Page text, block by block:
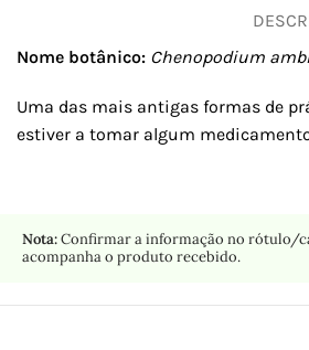
Nome botânico: Chenopodium
Uma das mais antigas formas de
estiver a tomar algum
Nota:Confirmar a informação no rótulo/
acompanha o produto recebido.